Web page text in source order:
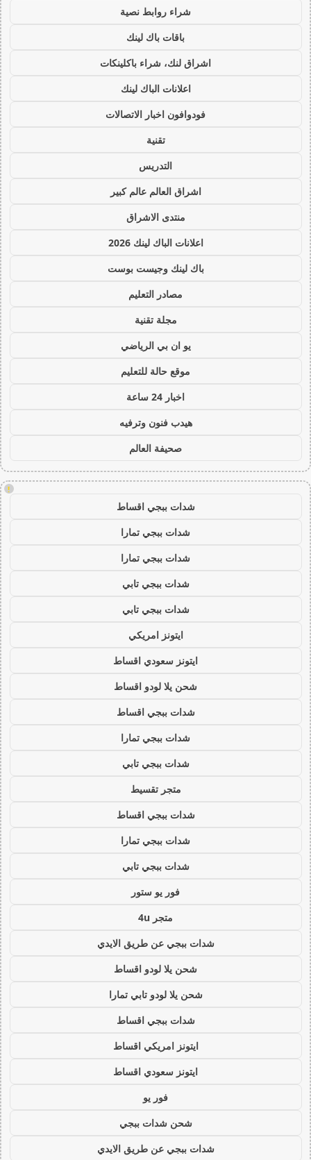
شراء روابط نصية
باقات باك لينك
اشراق لنك، شراء باكلينكات
اعلانات الباك لينك
فودوافون اخبار الاتصالات
تقنية
التدريس
اشراق العالم عالم كبير
منتدى الاشراق
اعلانات الباك لينك 2026
باك لينك وجيست بوست
مصادر التعليم
مجلة تقنية
يو ان بي الرياضي
موقع حالة للتعليم
اخبار 24 ساعة
هيدب فنون وترفيه
صحيفة العالم
!
شدات ببجي اقساط
شدات ببجي تمارا
شدات ببجي تمارا
شدات ببجي تابي
شدات ببجي تابي
ايتونز امريكي
ايتونز سعودي اقساط
شحن يلا لودو اقساط
شدات ببجي اقساط
شدات ببجي تمارا
شدات ببجي تابي
متجر تقسيط
شدات ببجي اقساط
شدات ببجي تمارا
شدات ببجي تابي
فور يو ستور
متجر 4u
شدات ببجي عن طريق الايدي
شحن يلا لودو اقساط
شحن يلا لودو تابي تمارا
شدات ببجي اقساط
ايتونز امريكي اقساط
ايتونز سعودي اقساط
فور يو
شحن شدات ببجي
شدات ببجي عن طريق الايدي